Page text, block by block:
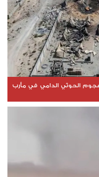
الحوثي الدامي في مأرب